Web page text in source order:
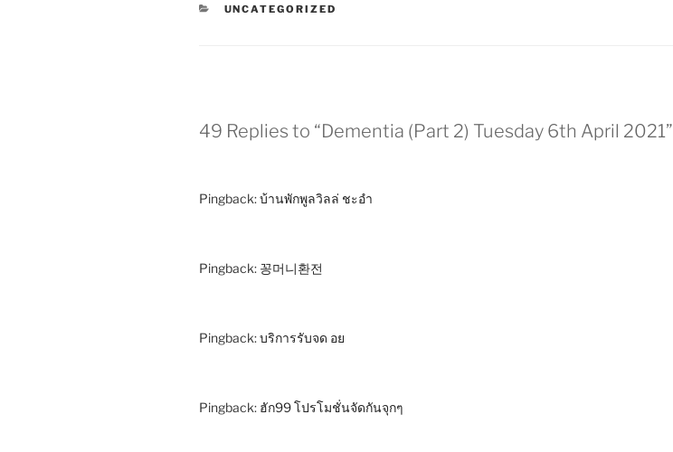
UNCATEGORIZED
49 Replies to “Dementia (Part 2) Tuesday 6th April 2021”
Pingback:บ้านพักพูลวิลล่ ชะอำ
Pingback: 꽁머니환전
Pingback:บริการรับจด อย
Pingback: ฮัก99 โปรโมชั่นจัดกันจุกๆ